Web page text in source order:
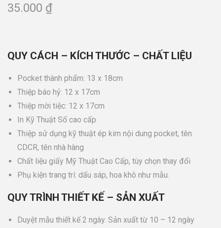
35.000 ₫
QUY CÁCH – KÍCH THƯỚC – CHẤT LIỆU
Pocket thành phẩm: 13 x 18cm
Thiệp báo hỷ: 12 x 17cm
Thiệp mời tiệc: 12 x 17cm
In Kỹ Thuật Số cao cấp
Thiệp sử dụng kỹ thuật ép kim nội dung pocket, tên
CDCR, tên nhà hàng
Chất liệu giấy Mỹ Thuật Cao Cấp, tùy chọn thay đổi
Phụ kiện trang trí: dấu sáp, hoa khô như mẫu.
QUY TRÌNH THIẾT KẾ – SẢN XUẤT
Duyệt mẫu thiết kế 2 ngày. Sản xuất từ 10 – 12 ngày